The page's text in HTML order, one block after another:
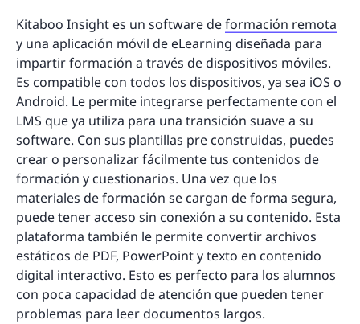
Kitaboo Insight es un software deformación remota
y una aplicación móvil de eLearning diseñada para
impartir formación a través de dispositivos móviles.
Es compatible con todos los dispositivos, ya sea iOS o
Android. Le permite integrarse perfectamente con el
LMS que ya utiliza para una transición suave a su
software. Con sus plantillas pre construidas, puedes
crear o personalizar fácilmente tus contenidos de
formación y cuestionarios. Una vez que los
materiales de formación se cargan de forma segura,
puede tener acceso sin conexión a su contenido. Esta
plataforma también le permite convertir archivos
estáticos de PDF, PowerPoint y texto en contenido
digital interactivo. Esto es perfecto para los alumnos
con poca capacidad de atención que pueden tener
problemas para leer documentos largos.